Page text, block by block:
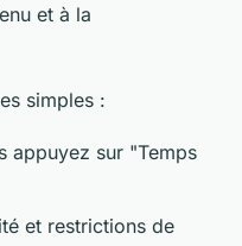
et à la
simples :
appuyez sur "Temps
et restrictions de